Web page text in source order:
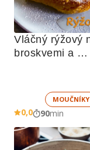
Vláčný rýžový
broskvemi a
MOUČNÍKY
0,0 90min